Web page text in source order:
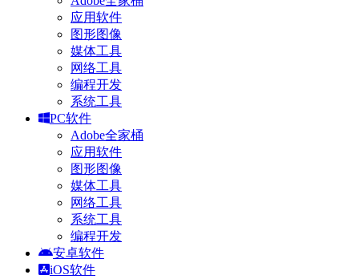
应用软件
图形图像
媒体工具
网络工具
编程开发
系统工具
PC软件
Adobe全家桶
应用软件
图形图像
媒体工具
网络工具
系统工具
编程开发
安卓软件
iOS软件